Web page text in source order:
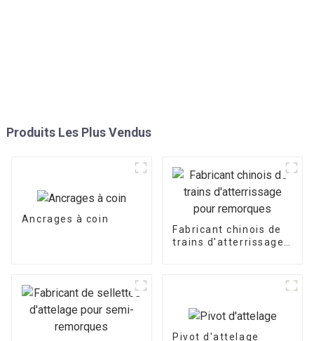
Produits Les Plus Vendus
Ancrages à coin
Fabricant chinois de
trains d'atterrissage
Pivot d'attelage